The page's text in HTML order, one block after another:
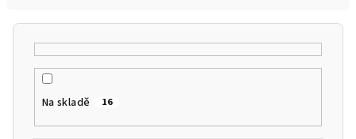
Na skladě 16